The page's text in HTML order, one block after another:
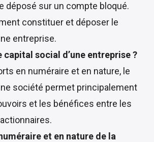
déposé sur un compte bloqué.
constituer et déposer le
entreprise.
capital social d’une entreprise ?
en numéraire et en nature, le
société permet principalement
et les bénéfices entre les
et en nature de la